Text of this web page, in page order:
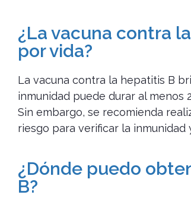
¿La vacuna contra
por vida?
La vacuna contra la hepatitis B
inmunidad puede durar al menos
Sin embargo, se recomienda
riesgo para verificar la inmunidad
¿Dónde puedo
B?